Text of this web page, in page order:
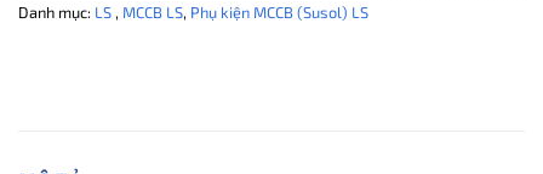
Danh mục: LS , MCCB LS, Phụ kiện MCCB (Susol) LS